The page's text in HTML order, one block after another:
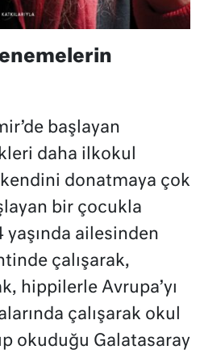
başlayan
daha ilkokul
donatmaya çok
bir çocukla
yaşında ailesinden
çalışarak,
hippilerle Avrupa’yı
çalışarak okul
okuduğu Galatasaray